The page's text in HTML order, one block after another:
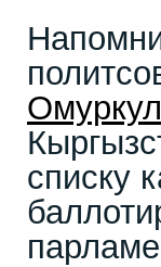
списку